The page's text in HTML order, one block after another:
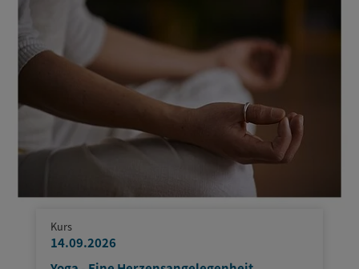
Kurs
14.09.2026